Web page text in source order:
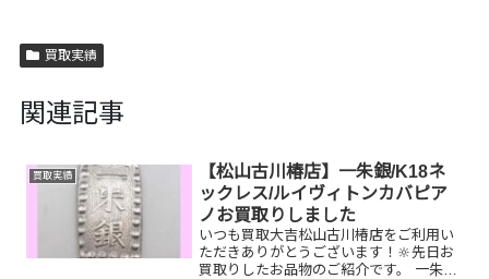
買取実績
関連記事
買取実績
【松山古川椿店】一朱銀/K18ネ
ックレス/ルイヴィトンカバピア
ノお買取りしました
いつも買取大吉松山古川椿店をご利用い
ただきありがとうございます！🔆先日お
買取りしたお品物のご紹介です。 一朱